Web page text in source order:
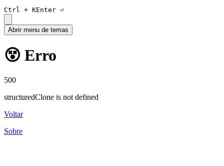
Ctrl + KEnter ⏎
Abrir menu de temas
😵 Erro
500
structuredClone is not defined
Voltar
Sobre